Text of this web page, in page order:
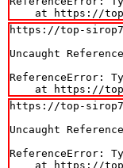
at https://
https://top-
Uncaught
ReferenceError:
at https://
https://top-
Uncaught
ReferenceError:
at https://